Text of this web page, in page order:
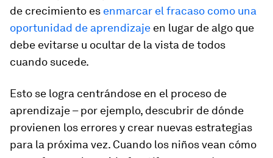
de crecimiento es enmarcar el fracaso como una
oportunidad de aprendizaje en lugar de algo que
debe evitarse u ocultar de la vista de todos
cuando sucede.
Esto se logra centrándose en el proceso de
aprendizaje – por ejemplo, descubrir de dónde
provienen los errores y crear nuevas estrategias
para la próxima vez. Cuando los niños vean cómo